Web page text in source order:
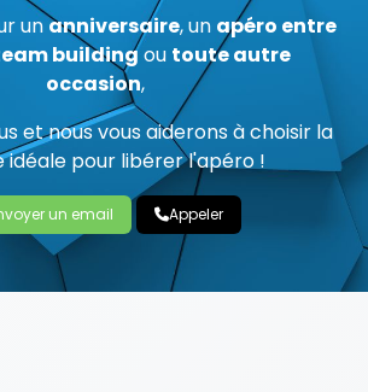
unanniversaire, un apéro entre
buildingou toute autre
occasion,
et nous vous aiderons à choisir la
idéale pour libérer l'apéro !
un email Appeler